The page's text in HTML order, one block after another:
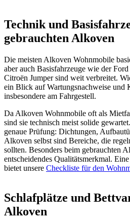
Technik und
gebrauchten Alkoven
Die meisten Alkoven Wohnmobile
aber auch Basisfahrzeuge wie der
Citroën Jumper sind weit verbreitet.
ein Blick auf Wartungsnachweise und
insbesondere am Fahrgestell.
Da Alkoven Wohnmobile oft als
sind sie technisch meist solide
genaue Prüfung: Dichtungen,
Alkoven selbst sind Bereiche, die
sollten. Besonders beim gebrauchten
entscheidendes Qualitätsmerkmal.
bietet unsere Checkliste für den
Schlafplätze und
Alkoven